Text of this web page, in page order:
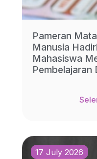
Pameran
Manusia
Mahasiswa
Pembelajaran
17 July 2026